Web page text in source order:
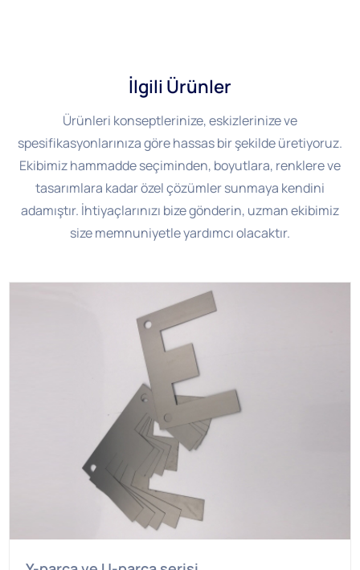
İlgili Ürünler
Ürünleri konseptlerinize, eskizlerinize ve
spesifikasyonlarınıza göre hassas bir şekilde üretiyoruz.
Ekibimiz hammadde seçiminden, boyutlara, renklere ve
tasarımlara kadar özel çözümler sunmaya kendini
adamıştır. İhtiyaçlarınızı bize gönderin, uzman ekibimiz
size memnuniyetle yardımcı olacaktır.